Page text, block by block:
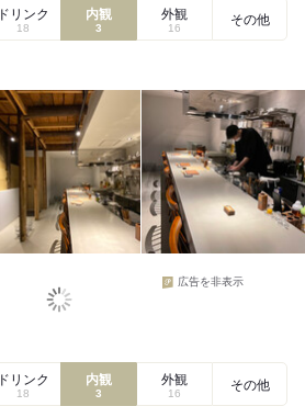
ドリンク
18
内観
3
外観
16
その他
広告を非表示
ドリンク
18
内観
3
外観
16
その他